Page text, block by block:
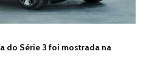
do Série 3 foi mostrada na